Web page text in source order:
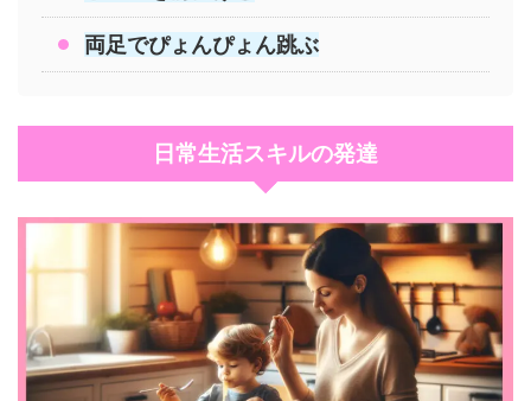
両足でぴょんぴょん跳ぶ
日常生活スキルの発達